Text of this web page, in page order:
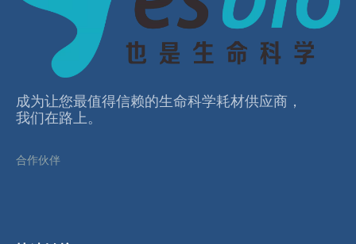
成为让您最值得信赖的⽣命科学耗材供应商，
我们在路上。
合作伙伴